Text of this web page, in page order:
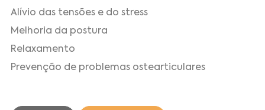
Alívio das tensões e do stress
Melhoria da postura
Relaxamento
Prevenção de problemas ostearticulares